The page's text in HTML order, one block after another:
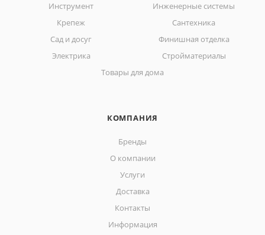
Инструмент
Инженерные системы
Крепеж
Сантехника
Сад и досуг
Финишная отделка
Электрика
Стройматериалы
Товары для дома
КОМПАНИЯ
Бренды
О компании
Услуги
Доставка
Контакты
Информация